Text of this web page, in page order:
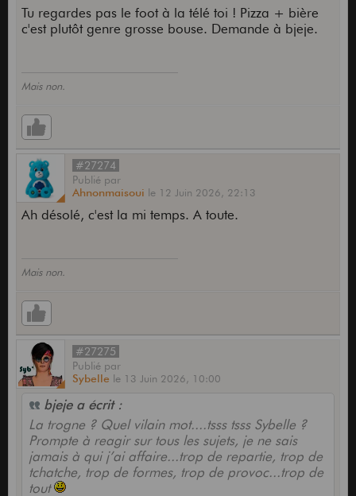
Tu regardes pas le foot à la télé toi ! Pizza + bière
c'est plutôt genre grosse bouse. Demande à bjeje.
Mais non.
#27274
Publié par
Ahnonmaisoui le 12 Juin 2026, 22:13
Ah désolé, c'est la mi temps. A toute.
Mais non.
#27275
Publié par
Sybelle le 13 Juin 2026, 10:00
bjeje a écrit :
La trogne ? Quel vilain mot....tsss tsss Sybelle ?
Prompte à reagir sur tous les sujets, je ne sais
jamais à qui j’ai affaire...trop de repartie, trop de
tchatche, trop de formes, trop de provoc...trop de
tout